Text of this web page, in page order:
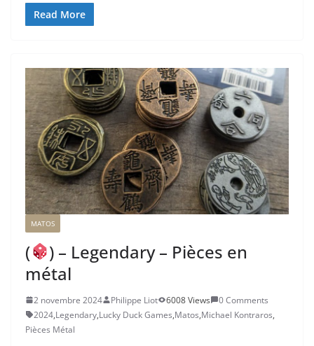
Read More
MATOS
(
) – Legendary – Pièces en
métal
2 novembre 2024 Philippe Liot 6008 Views
0 Comments
2024,Legendary,Lucky Duck Games,Matos,Michael Kontraros,
Pièces Métal